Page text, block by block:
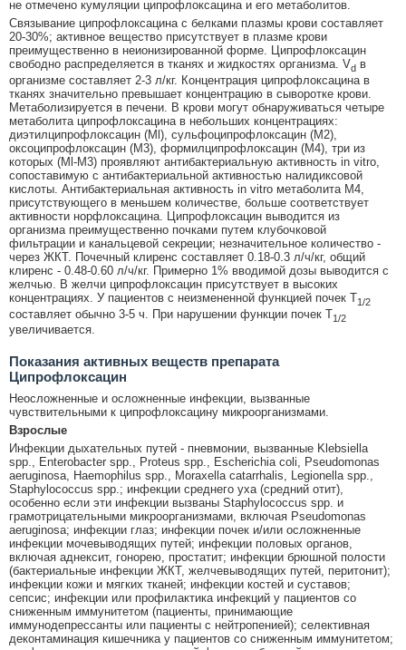
не отмечено кумуляции ципрофлоксацина и его метаболитов.
Связывание ципрофлоксацина с белками плазмы крови составляет
20-30%; активное вещество присутствует в плазме крови
преимущественно в неионизированной форме. Ципрофлоксацин
свободно распределяется в тканях и жидкостях организма. Vd в
организме составляет 2-3 л/кг. Концентрация ципрофлоксацина в
тканях значительно превышает концентрацию в сыворотке крови.
Метаболизируется в печени. В крови могут обнаруживаться четыре
метаболита ципрофлоксацина в небольших концентрациях:
диэтилципрофлоксацин (Ml), сульфоципрофлоксацин (М2),
оксоципрофлоксацин (М3), формилципрофлоксацин (М4), три из
которых (Ml-М3) проявляют антибактериальную активность in vitro,
сопоставимую с антибактериальной активностью налидиксовой
кислоты. Антибактериальная активность in vitro метаболита М4,
присутствующего в меньшем количестве, больше соответствует
активности норфлоксацина. Ципрофлоксацин выводится из
организма преимущественно почками путем клубочковой
фильтрации и канальцевой секреции; незначительное количество -
через ЖКТ. Почечный клиренс составляет 0.18-0.3 л/ч/кг, общий
клиренс - 0.48-0.60 л/ч/кг. Примерно 1% вводимой дозы выводится с
желчью. В желчи ципрофлоксацин присутствует в высоких
концентрациях. У пациентов с неизмененной функцией почек T1/2
составляет обычно 3-5 ч. При нарушении функции почек T1/2
увеличивается.
Показания активных веществ препарата
Ципрофлоксацин
Неосложненные и осложненные инфекции, вызванные
чувствительными к ципрофлоксацину микроорганизмами.
Взрослые
Инфекции дыхательных путей - пневмонии, вызванные Klebsiella
spp., Enterobacter spp., Proteus spp., Escherichia coli, Pseudomonas
aeruginosa, Haemophilus spp., Moraxella catarrhalis, Legionella spp.,
Staphylococcus spp.; инфекции среднего уха (средний отит),
особенно если эти инфекции вызваны Staphylococcus spp. и
грамотрицательными микроорганизмами, включая Pseudomonas
aeruginosa; инфекции глаз; инфекции почек и/или осложненные
инфекции мочевыводящих путей; инфекции половых органов,
включая аднексит, гонорею, простатит; инфекции брюшной полости
(бактериальные инфекции ЖКТ, желчевыводящих путей, перитонит);
инфекции кожи и мягких тканей; инфекции костей и суставов;
сепсис; инфекции или профилактика инфекций у пациентов со
сниженным иммунитетом (пациенты, принимающие
иммунодепрессанты или пациенты с нейтропенией); селективная
деконтаминация кишечника у пациентов со сниженным иммунитетом;